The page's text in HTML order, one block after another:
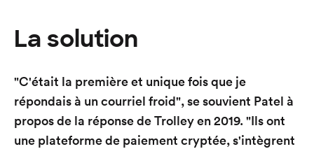
La solution
"C'était la première et unique fois que je
répondais à un courriel froid", se souvient Patel à
propos de la réponse de Trolley en 2019. "Ils ont
une plateforme de paiement cryptée, s'intègrent